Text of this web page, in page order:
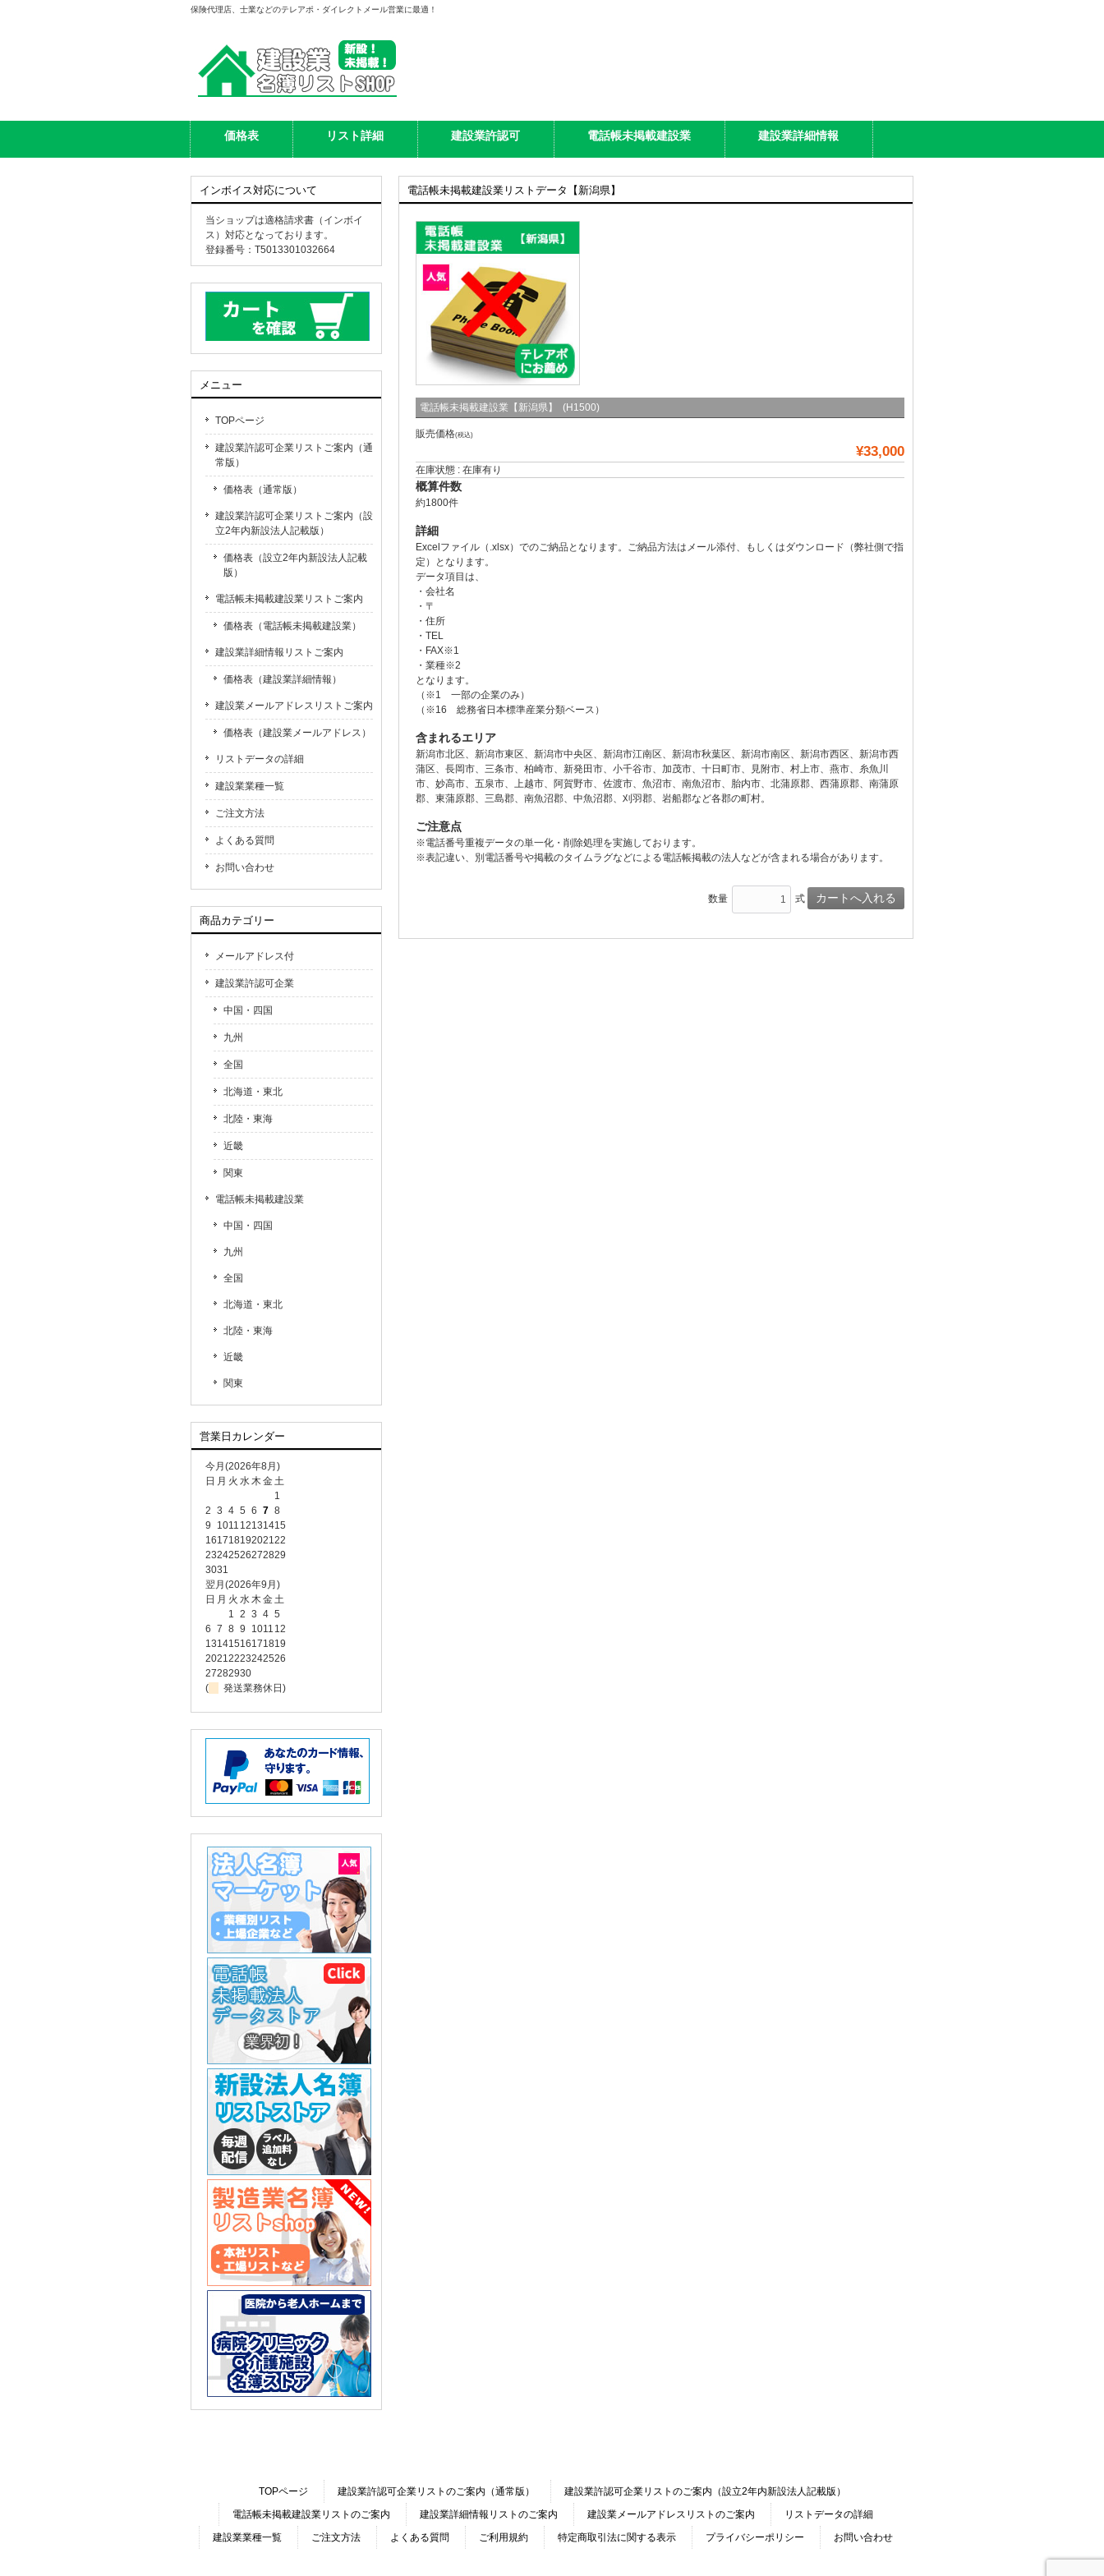
保険代理店、士業などのテレアポ・ダイレクトメール営業に最適！
価格表 リスト詳細 建設業許認可 電話帳未掲載建設業 建設業詳細情報
電話帳未掲載建設業リストデータ【新潟県】
電話帳未掲載建設業【新潟県】 (H1500)
販売価格(税込)
¥33,000
在庫状態 : 在庫有り
概算件数
約1800件
詳細
Excelファイル（.xlsx）でのご納品となります。ご納品方法はメール添付、もしくはダウンロード（弊社側で指
定）となります。
データ項目は、
・会社名
・〒
・住所
・TEL
・FAX※1
・業種※2
となります。
（※1 一部の企業のみ）
（※16 総務省日本標準産業分類ベース）
含まれるエリア
新潟市北区、新潟市東区、新潟市中央区、新潟市江南区、新潟市秋葉区、新潟市南区、新潟市西区、新潟市西
蒲区、長岡市、三条市、柏崎市、新発田市、小千谷市、加茂市、十日町市、見附市、村上市、燕市、糸魚川
市、妙高市、五泉市、上越市、阿賀野市、佐渡市、魚沼市、南魚沼市、胎内市、北蒲原郡、西蒲原郡、南蒲原
郡、東蒲原郡、三島郡、南魚沼郡、中魚沼郡、刈羽郡、岩船郡など各郡の町村。
ご注意点
※電話番号重複データの単一化・削除処理を実施しております。
※表記違い、別電話番号や掲載のタイムラグなどによる電話帳掲載の法人などが含まれる場合があります。
数量 式
インボイス対応について
当ショップは適格請求書（インボイ
ス）対応となっております。
登録番号：T5013301032664
メニュー
TOPページ
建設業許認可企業リストご案内（通
常版）
価格表（通常版）
建設業許認可企業リストご案内（設
立2年内新設法人記載版）
価格表（設立2年内新設法人記載
版）
電話帳未掲載建設業リストご案内
価格表（電話帳未掲載建設業）
建設業詳細情報リストご案内
価格表（建設業詳細情報）
建設業メールアドレスリストご案内
価格表（建設業メールアドレス）
リストデータの詳細
建設業業種一覧
ご注文方法
よくある質問
お問い合わせ
商品カテゴリー
メールアドレス付
建設業許認可企業
中国・四国
九州
全国
北海道・東北
北陸・東海
近畿
関東
電話帳未掲載建設業
中国・四国
九州
全国
北海道・東北
北陸・東海
近畿
関東
営業日カレンダー
今月(2026年8月)
日 月 火 水木金土
1
2 3 4 5 6 7 8
9
1011 12131415
16171819202122
23242526272829
3031
翌月(2026年9月)
日 月 火 水木金土
1 2 3 4 5
6 7 8 9 1011 12
13141516171819
20212223242526
27282930
(
発送業務休日)
TOPページ 建設業許認可企業リストのご案内（通常版）
建設業許認可企業リストのご案内（設立2年内新設法人記載版）
電話帳未掲載建設業リストのご案内
建設業詳細情報リストのご案内 建設業メールアドレスリストのご案内
リストデータの詳細
建設業業種一覧
ご注文方法 よくある質問 ご利用規約 特定商取引法に関する表示 プライバシーポリシー お問い合わせ